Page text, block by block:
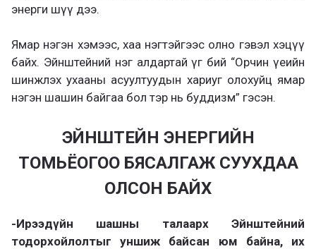
энерги шүү дээ.
Ямар нэгэн хэмээс, хаа нэгтэйгээс олно гэвэл хэцүү
байх. Эйнштейний нэг алдартай үг бий “Орчин үеийн
шинжлэх ухааны асуултуудын хариуг олохуйц ямар
нэгэн шашин байгаа бол тэр нь буддизм” гэсэн.
ЭЙНШТЕЙН ЭНЕРГИЙН
ТОМЬЁОГОО БЯСАЛГАЖ СУУХДАА
ОЛСОН БАЙХ
-Ирээдүйн шашны талаарх Эйнштейний
тодорхойлолтыг уншиж байсан юм байна, их